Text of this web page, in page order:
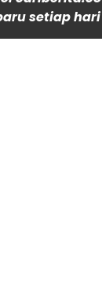
setiap hari